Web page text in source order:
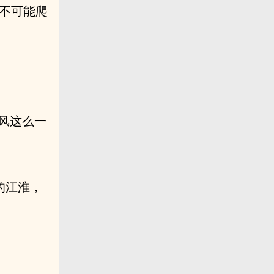
可能爬
这么一
淮，